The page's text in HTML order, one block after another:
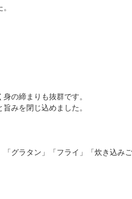
の締まりも抜群です。
みを閉じ込めました。
グラタン」「フライ」「炊き込みご